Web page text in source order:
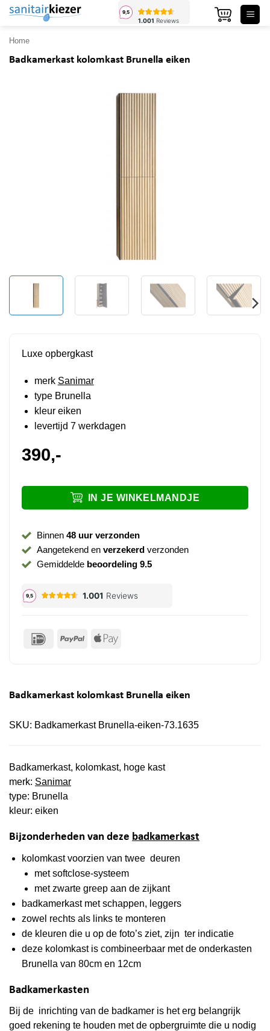
Ga
inhoud
Home
Badkamerkast kolomkast Brunella eiken
Luxe opbergkast
merk Sanimar
type Brunella
kleur eiken
levertijd 7 werkdagen
390,-
IN JE WINKELMANDJE
Binnen 48 uur verzonden
Aangetekend en verzekerdverzonden
Gemiddelde beoordeling 9.5
IDeal PayPal Apple
Badkamerkast kolomkast Brunella eiken
SKU: Badkamerkast Brunella-eiken-73.1635
Badkamerkast, kolomkast, hoge kast
merk: Sanimar
type: Brunella
kleur: eiken
Bijzonderheden van deze badkamerkast
kolomkast voorzien van twee deuren
met softclose-systeem
met zwarte greep aan de zijkant
badkamerkast met schappen, leggers
zowel rechts als links te monteren
de kleuren die u op de foto’s ziet, zijn ter indicatie
deze kolomkast is combineerbaar met de onderkasten
Brunella van 80cm en 12cm
Badkamerkasten
Bij de inrichting van de badkamer is het erg belangrijk
goed rekening te houden met de opbergruimte die u nodig